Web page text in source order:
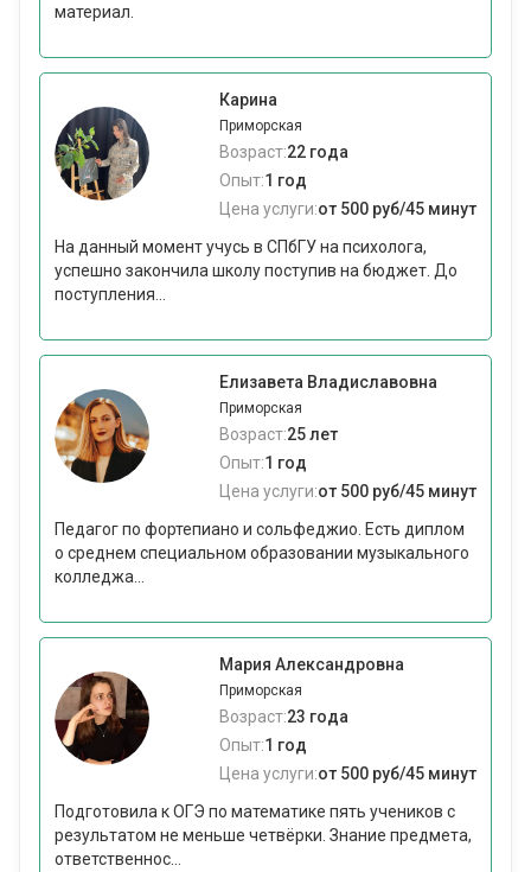
материал.
Карина
Приморская
Возраст:22 года
Опыт:1 год
Цена услуги:от 500 руб/45 минут
На данный момент учусь в СПбГУ на психолога,
успешно закончила школу поступив на бюджет. До
поступления...
Елизавета Владиславовна
Приморская
Возраст:25 лет
Опыт:1 год
Цена услуги:от 500 руб/45 минут
Педагог по фортепиано и сольфеджио. Есть диплом
о среднем специальном образовании музыкального
колледжа...
Мария Александровна
Приморская
Возраст:23 года
Опыт:1 год
Цена услуги:от 500 руб/45 минут
Подготовила к ОГЭ по математике пять учеников с
результатом не меньше четвёрки. Знание предмета,
ответственнос...